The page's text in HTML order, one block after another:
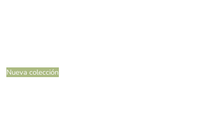
Nueva colección